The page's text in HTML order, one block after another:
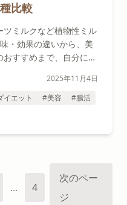
比較
ミルクなど植物性ミル
・効果の違いから、美
すすめまで、自分に合
2025年11月4日
イエット #美容
#腸活
... 4
次のペー
ジ